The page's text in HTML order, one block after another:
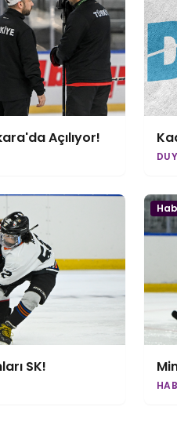
Açılıyor!
SK!